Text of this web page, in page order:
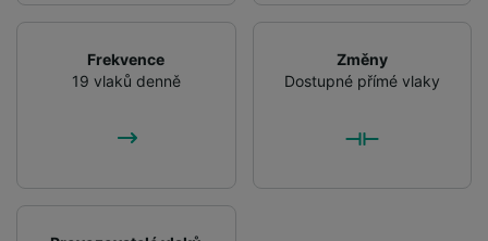
Frekvence
19 vlaků denně
Změny
Dostupné přímé vlaky